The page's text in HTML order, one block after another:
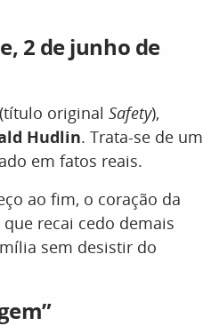
2 de junho de
(título original Safety),
Hudlin. Trata-se de um
em fatos reais.
ao fim, o coração da
recai cedo demais
sem desistir do